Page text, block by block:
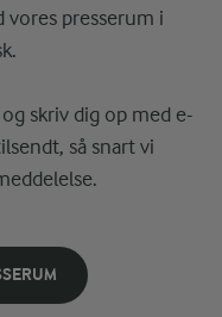
vores presserum i
skriv dig op med e-
så snart vi